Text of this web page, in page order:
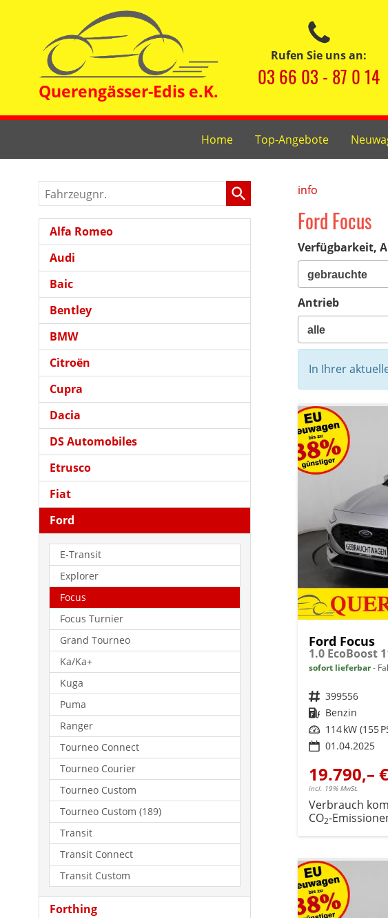
Rufen Sie uns an:
03 66 03 - 87 0 14
Home Top-Angebote
info
Ford Focus
Verfügbarkeit,
Antrieb
In Ihrer
Ford Focus
sofort lieferbar
Fahrzeugnr. 399556
Kraftstoff Benzin
Leistung 114 kW (155
01.04.2025
19.790,– €
incl. 19% MwSt.
Verbrauch
CO2-
Fahrzeugnr.
Alfa Romeo
Audi
Baic
Bentley
BMW
Citroën
Cupra
Dacia
DS Automobiles
Etrusco
Fiat
Ford
E-Transit
Explorer
Focus
Focus Turnier
Grand Tourneo
Ka/Ka+
Kuga
Puma
Ranger
Tourneo Connect
Tourneo Courier
Tourneo Custom
Tourneo Custom (189)
Transit
Transit Connect
Transit Custom
Forthing